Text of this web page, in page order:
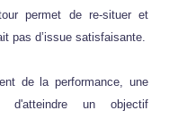
permet de re-situer et
pas d’issue satisfaisante.
de la performance, une
d'atteindre un objectif